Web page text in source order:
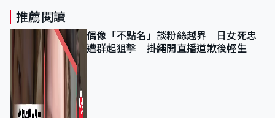
推薦閱讀
偶像「不點名」談粉絲越界 日女死忠
遭群起狙擊 掛繩開直播道歉後輕生